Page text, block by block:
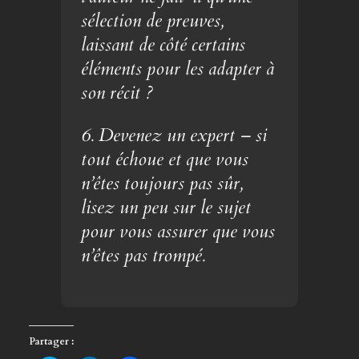
sélection de preuves,
laissant de côté certains
éléments pour les adapter à
son récit ?
6. Devenez un expert – si
tout échoue et que vous
n’êtes toujours pas sûr,
lisez un peu sur le sujet
pour vous assurer que vous
n’êtes pas trompé.
Partager :